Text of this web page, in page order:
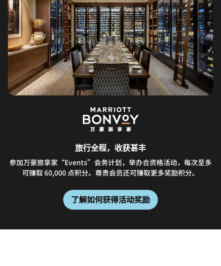
旅行全程，收获甚丰
参加万豪旅享家“Events”会务计划，举办合资格活动，每次至多
可赚取 60,000 点积分。尊贵会员还可赚取更多奖励积分。
了解如何获得活动奖励